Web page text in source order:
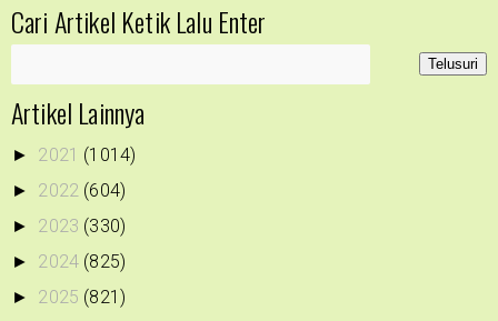
Cari Artikel Ketik Lalu Enter
Artikel Lainnya
► 2021 (1014)
► 2022 (604)
► 2023 (330)
► 2024 (825)
► 2025 (821)